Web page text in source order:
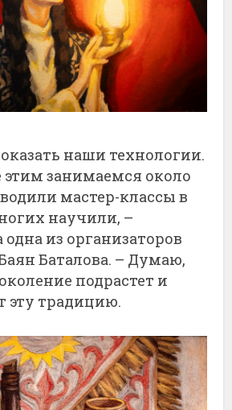
наши технологии.
этим занимаемся около
мастер-классы в
научили, –
одна из организаторов
Баталова. – Думаю,
подрастет и
эту традицию.